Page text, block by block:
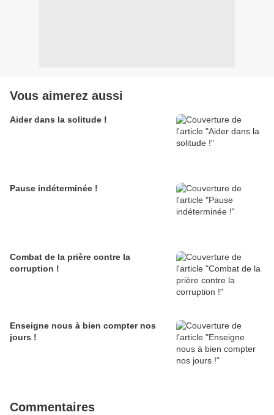
Vous aimerez aussi
Aider dans la solitude !
Pause indéterminée !
Combat de la prière contre la
corruption !
Enseigne nous à bien compter nos
jours !
Commentaires